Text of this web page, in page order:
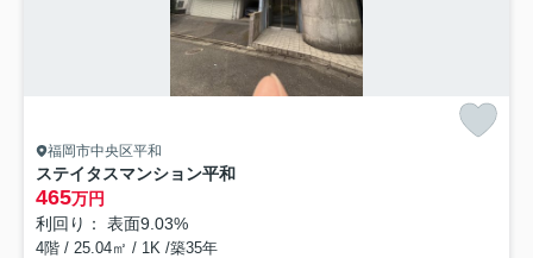
福岡市中央区平和
ステイタスマンション平和
465万円
利回り： 表面9.03%
4階 / 25.04㎡ / 1K /築35年